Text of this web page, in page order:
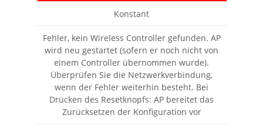
Konstant
Fehler, kein Wireless Controller gefunden. AP
wird neu gestartet (sofern er noch nicht von
einem Controller übernommen wurde).
Überprüfen Sie die Netzwerkverbindung,
wenn der Fehler weiterhin besteht. Bei
Drücken des Resetknopfs: AP bereitet das
Zurücksetzen der Konfiguration vor